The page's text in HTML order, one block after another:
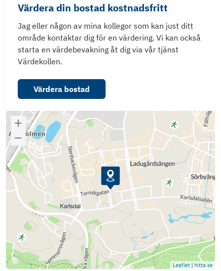
Värdera din bostad kostnadsfritt
Jag eller någon av mina kollegor som kan just ditt
område kontaktar dig för en värdering. Vi kan också
starta en värdebevakning åt dig via vår tjänst
Värdekollen.
Värdera bostad
Leaflet | hitta.se